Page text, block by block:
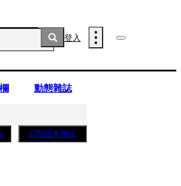
登入
動態雜誌
訂閱紙本雜誌